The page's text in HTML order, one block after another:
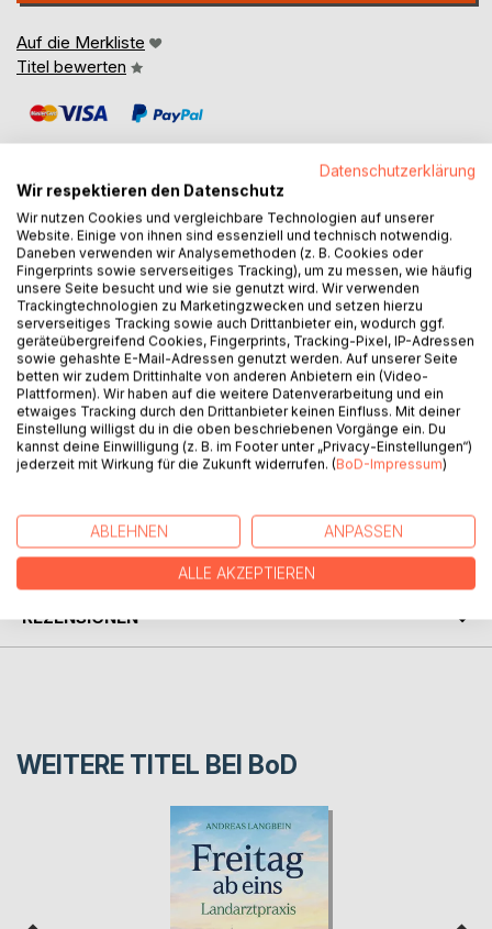
Auf die Merkliste
Titel bewerten
BESCHREIBUNG
Eine historische Abhandlung zu dem berühmten König der
Ostgoten Theoderich der Große. Das Buch setzt den
Schwerpunkt auf die Betrachtung seiner Außenpolitik zur
Zeit der ausgehenden Völkerwanderung. Theoderich
verhilft Italien zu einer letzten Blüte in Konkurrenz zu dem
erstarkenden Frankenreich Chlodwigs in Gallien und einer
beginnenden Restitutionspolitik Ostroms.
PRESSESTIMMEN
REZENSIONEN
WEITERE TITEL BEI BoD
Datenschutzerklärung
Wir respektieren den Datenschutz
Wir nutzen Cookies und vergleichbare Technologien auf unserer
Website. Einige von ihnen sind essenziell und technisch notwendig.
Daneben verwenden wir Analysemethoden (z. B. Cookies oder
Fingerprints sowie serverseitiges Tracking), um zu messen, wie häufig
unsere Seite besucht und wie sie genutzt wird. Wir verwenden
Trackingtechnologien zu Marketingzwecken und setzen hierzu
serverseitiges Tracking sowie auch Drittanbieter ein, wodurch ggf.
geräteübergreifend Cookies, Fingerprints, Tracking-Pixel, IP-Adressen
sowie gehashte E-Mail-Adressen genutzt werden. Auf unserer Seite
betten wir zudem Drittinhalte von anderen Anbietern ein (Video-
Plattformen). Wir haben auf die weitere Datenverarbeitung und ein
etwaiges Tracking durch den Drittanbieter keinen Einfluss. Mit deiner
Einstellung willigst du in die oben beschriebenen Vorgänge ein. Du
kannst deine Einwilligung (z. B. im Footer unter „Privacy-Einstellungen“)
jederzeit mit Wirkung für die Zukunft widerrufen. (BoD-Impressum)
ABLEHNEN ANPASSEN
ALLE AKZEPTIEREN